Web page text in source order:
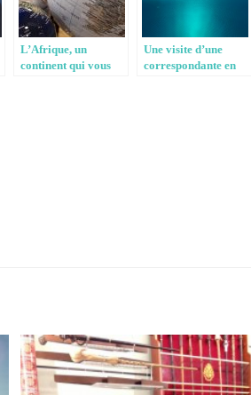
L’Afrique, un
continent qui vous
Une visite d’une
correspondante en